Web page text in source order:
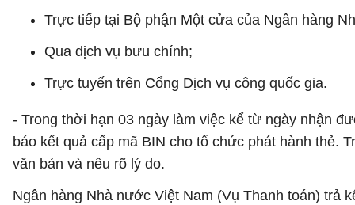
Trực tiếp tại Bộ phận Một cửa của Ngân hàng
Qua dịch vụ bưu chính;
Trực tuyến trên Cổng Dịch vụ công quốc gia.
- Trong thời hạn 03 ngày làm việc kể từ ngày nhận
báo kết quả cấp mã BIN cho tổ chức phát hành thẻ.
văn bản và nêu rõ lý do.
Ngân hàng Nhà nước Việt Nam (Vụ Thanh toán) trả